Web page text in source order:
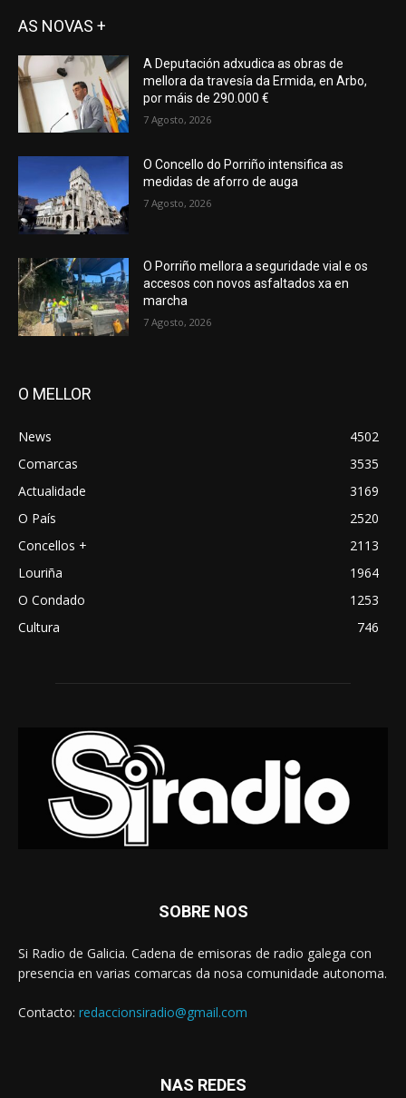
AS NOVAS +
A Deputación adxudica as obras de
mellora da travesía da Ermida, en Arbo,
por máis de 290.000 €
7 Agosto, 2026
O Concello do Porriño intensifica as
medidas de aforro de auga
7 Agosto, 2026
O Porriño mellora a seguridade vial e os
accesos con novos asfaltados xa en
marcha
7 Agosto, 2026
O MELLOR
News
4502
Comarcas
3535
Actualidade
3169
O País
2520
Concellos +
2113
Louriña
1964
O Condado
1253
Cultura
746
SOBRE NOS
Si Radio de Galicia. Cadena de emisoras de radio galega con
presencia en varias comarcas da nosa comunidade autonoma.
Contacto: redaccionsiradio@gmail.com
NAS REDES